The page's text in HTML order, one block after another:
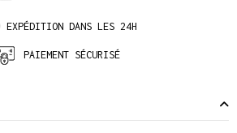
EXPÉDITION DANS LES 24H
PAIEMENT SÉCURISÉ